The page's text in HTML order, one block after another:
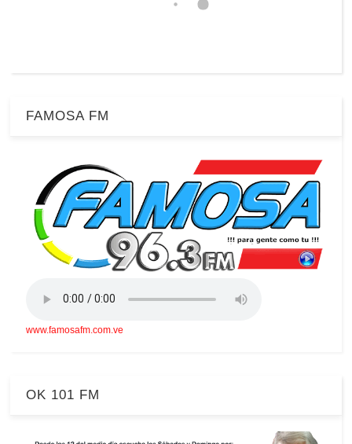
FAMOSA FM
www.famosafm.com.ve
OK 101 FM